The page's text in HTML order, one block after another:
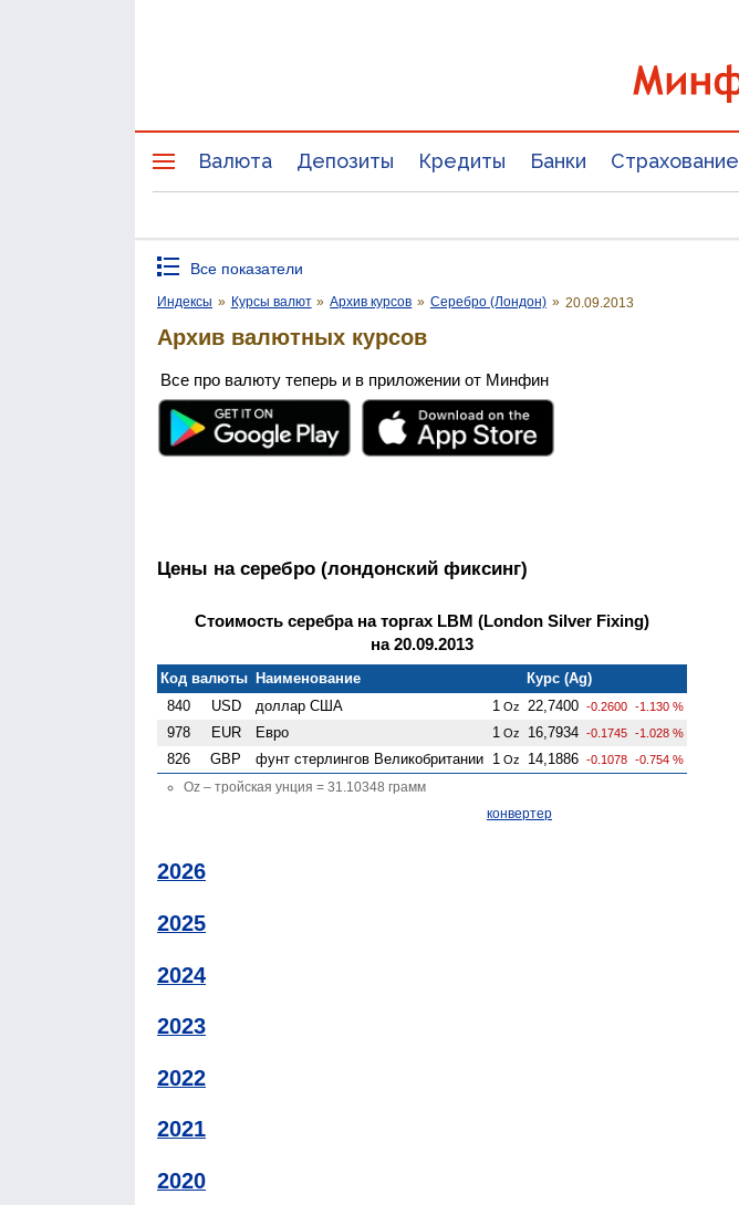
Валюта Депозиты Кредиты Банки Страхование
Все показатели
Индексы » Курсы валют » Архив курсов » Серебро (Лондон) » 20.09.2013
Архив валютных курсов
Все про валюту теперь и в приложении от Минфин
Цены на серебро (лондонский фиксинг)
Стоимость серебра на торгах LBM (London Silver Fixing)
на 20.09.2013
Код валюты Наименование
Курс (Ag)
840
USD доллар США 1 Oz 22,7400 -0.2600 -1.130 %
978 EUR Евро 1 Oz 16,7934 -0.1745 -1.028 %
826 GBP фунт стерлингов Велико­британии 1 Oz 14,1886 -0.1078 -0.754 %
Oz – тройская унция = 31.10348 грамм
конвертер
2026
2025
2024
2023
2022
2021
2020